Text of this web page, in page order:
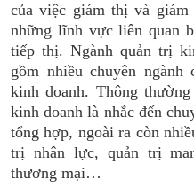
của việc giám thị và giám
những lĩnh vực liên quan
tiếp thị. Ngành quản trị
gồm nhiều chuyên
kinh doanh. Thông
kinh doanh là nhắc đến
tổng hợp, ngoài ra còn
trị nhân lực, quản trị
thương mại…